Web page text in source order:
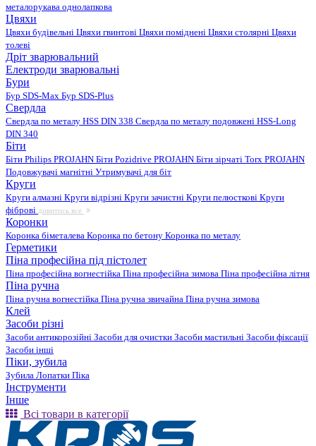
металорукава однолапкова
Цвяхи
Цвяхи будівельні Цвяхи гвинтові Цвяхи поміднені Цвяхи столярні Цвяхи
толеві
Дріт зварювальний
Електроди зварювальні
Бури
Бур SDS-Max Бур SDS-Plus
Свердла
Свердла по металу HSS DIN 338 Свердла по металу подовжені HSS-Long
DIN 340
Біти
Біти Philips PROJAHN Біти Pozidrive PROJAHN Біти зірчаті Torx PROJAHN
Подовжувачі магнітні Утримувачі для біт
Круги
Круги алмазні Круги відрізні Круги зачистні Круги пелюсткові Круги
фіброві дивитись все
Коронки
Коронка біметалева Коронка по бетону Коронка по металу
Герметики
Піна професійна під пістолет
Піна професійна вогнестійка Піна професійна зимова Піна професійна літня
Піна ручна
Піна ручна вогнестійка Піна ручна звичайна Піна ручна зимова
Клей
Засоби різні
Засоби антикорозійні Засоби для очистки Засоби мастильні Засоби фіксації
Засоби інші
Піки, зубила
Зубила Лопатки Піка
Інструменти
Інше
Всі товари в категорії